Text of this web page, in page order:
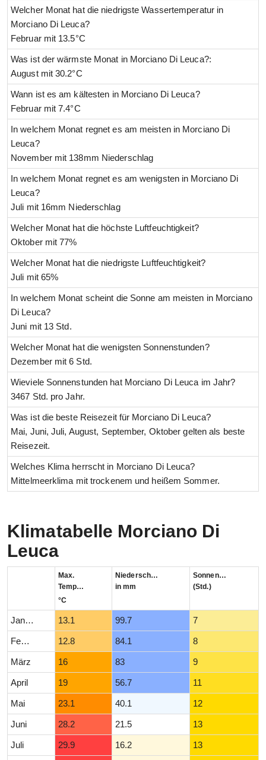
Welcher Monat hat die niedrigste Wassertemperatur in
Morciano Di Leuca?
Februar mit 13.5°C
Was ist der wärmste Monat in Morciano Di Leuca?:
August mit 30.2°C
Wann ist es am kältesten in Morciano Di Leuca?
Februar mit 7.4°C
In welchem Monat regnet es am meisten in Morciano Di
Leuca?
November mit 138mm Niederschlag
In welchem Monat regnet es am wenigsten in Morciano Di
Leuca?
Juli mit 16mm Niederschlag
Welcher Monat hat die höchste Luftfeuchtigkeit?
Oktober mit 77%
Welcher Monat hat die niedrigste Luftfeuchtigkeit?
Juli mit 65%
In welchem Monat scheint die Sonne am meisten in Morciano
Di Leuca?
Juni mit 13 Std.
Welcher Monat hat die wenigsten Sonnenstunden?
Dezember mit 6 Std.
Wieviele Sonnenstunden hat Morciano Di Leuca im Jahr?
3467 Std. pro Jahr.
Was ist die beste Reisezeit für Morciano Di Leuca?
Mai, Juni, Juli, August, September, Oktober gelten als beste
Reisezeit.
Welches Klima herrscht in Morciano Di Leuca?
Mittelmeerklima mit trockenem und heißem Sommer.
Klimatabelle Morciano Di
Leuca
Max.
Temperatur
°C
Niederschlag
in mm
Sonnenstunden
(Std.)
Januar 13.1 99.7 7
Februar 12.8 84.1 8
März 16 83 9
April 19 56.7 11
Mai 23.1 40.1 12
Juni 28.2 21.5 13
Juli 29.9 16.2 13